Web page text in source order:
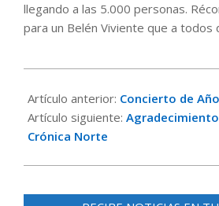
llegando a las 5.000 personas.
para un Belén Viviente que a todos
12-
28
Artículo anterior: Concierto de
Artículo siguiente:
Crónica Norte